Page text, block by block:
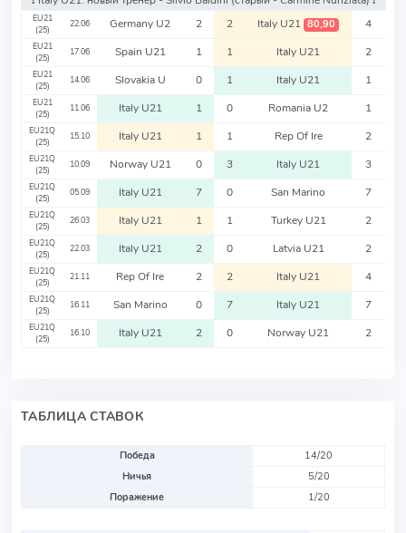
EU21
(25)
22.06 Germany U2 2 2 Italy U21 80,90 4
EU21
(25)
17.06 Spain U21 1 1 Italy U21 2
EU21
(25)
14.06 Slovakia U 0 1 Italy U21 1
EU21
(25)
11.06 Italy U21 1 0 Romania U2 1
EU21Q
(25)
15.10 Italy U21 1 1 Rep Of Ire 2
EU21Q
(25)
10.09 Norway U21 0 3 Italy U21 3
EU21Q
(25)
05.09 Italy U21 7 0 San Marino 7
EU21Q
(25)
26.03 Italy U21 1 1 Turkey U21 2
EU21Q
(25)
22.03 Italy U21 2 0 Latvia U21 2
EU21Q
(25)
21.11 Rep Of Ire 2 2 Italy U21 4
EU21Q
(25)
16.11 San Marino 0 7 Italy U21 7
EU21Q
(25)
16.10 Italy U21 2 0 Norway U21 2
ТАБЛИЦА СТАВОК
Победа
14/20
Ничья
5/20
Поражение
1/20